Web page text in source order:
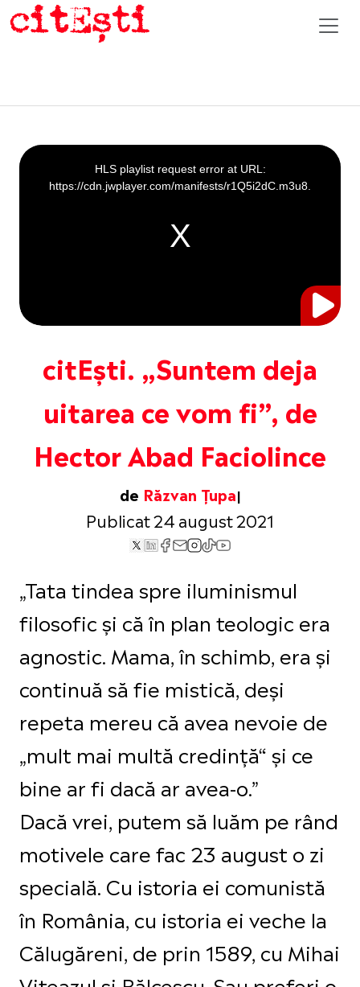
citEști. „Suntem deja
uitarea ce vom fi”, de
Hector Abad Faciolince
de Răzvan Țupa
Publicat 24 august 2021
This
is
a
HLS playlist request error at URL:
https://cdn.jwplayer.com/manifests/r1Q5i2dC.m3u8.
„Tata tindea spre iluminismul
filosofic şi că în plan teologic era
agnostic. Mama, în schimb, era şi
continuă să fie mistică, deşi
repeta mereu că avea nevoie de
„mult mai multă credinţă“ şi ce
bine ar fi dacă ar avea-o.”
Dacă vrei, putem să luăm pe rând
motivele care fac 23 august o zi
specială. Cu istoria ei comunistă
în România, cu istoria ei veche la
Călugăreni, de prin 1589, cu Mihai